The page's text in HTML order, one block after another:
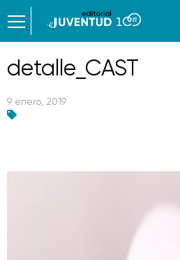
detalle_CAST
9 enero, 2019